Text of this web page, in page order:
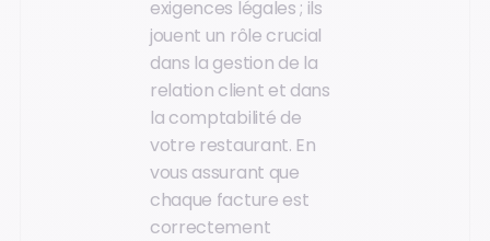
exigences légales ; ils
jouent un rôle crucial
dans la gestion de la
relation client et dans
la comptabilité de
votre restaurant. En
vous assurant que
chaque facture est
correctement